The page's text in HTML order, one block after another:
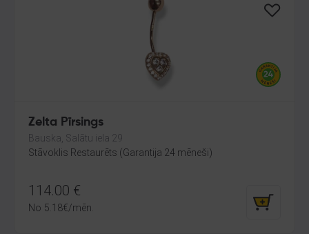
Zelta Pīrsings
Bauska, Salātu iela 29
Stāvoklis Restaurēts (Garantija 24 mēneši)
114.00 €
No 5.18€/mēn.